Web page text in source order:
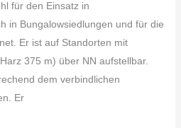
für den Einsatz in
in Bungalowsiedlungen und für die
Er ist auf Standorten mit
375 m) über NN aufstellbar.
dem verbindlichen
Er